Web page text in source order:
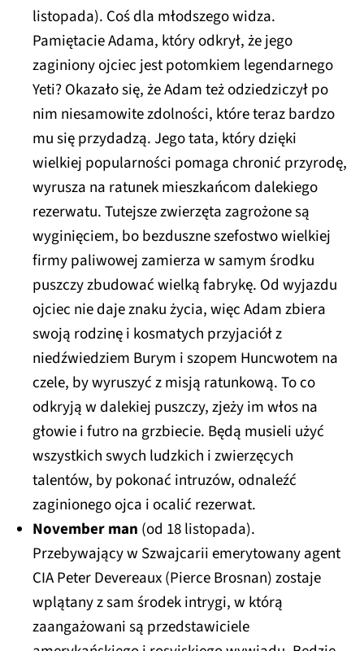
listopada). Coś dla młodszego widza.
Pamiętacie Adama, który odkrył, że jego
zaginiony ojciec jest potomkiem legendarnego
Yeti? Okazało się, że Adam też odziedziczył po
nim niesamowite zdolności, które teraz bardzo
mu się przydadzą. Jego tata, który dzięki
wielkiej popularności pomaga chronić przyrodę,
wyrusza na ratunek mieszkańcom dalekiego
rezerwatu. Tutejsze zwierzęta zagrożone są
wyginięciem, bo bezduszne szefostwo wielkiej
firmy paliwowej zamierza w samym środku
puszczy zbudować wielką fabrykę. Od wyjazdu
ojciec nie daje znaku życia, więc Adam zbiera
swoją rodzinę i kosmatych przyjaciół z
niedźwiedziem Burym i szopem Huncwotem na
czele, by wyruszyć z misją ratunkową. To co
odkryją w dalekiej puszczy, zjeży im włos na
głowie i futro na grzbiecie. Będą musieli użyć
wszystkich swych ludzkich i zwierzęcych
talentów, by pokonać intruzów, odnaleźć
zaginionego ojca i ocalić rezerwat.
November man (od 18 listopada).
Przebywający w Szwajcarii emerytowany agent
CIA Peter Devereaux (Pierce Brosnan) zostaje
wplątany z sam środek intrygi, w którą
zaangażowani są przedstawiciele